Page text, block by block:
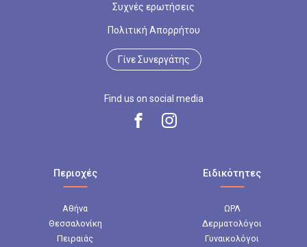
Συχνές ερωτήσεις
Πολιτική Απορρήτου
Γίνε Συνεργάτης
Find us on social media
Περιοχές
Αθήνα
Θεσσαλονίκη
Πειραιάς
Ειδικότητες
ΩΡΛ
Δερματολόγοι
Γυναικολόγοι